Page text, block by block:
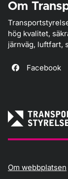
Om
hög kvalitet,
järnväg, luftfart,
Facebook
Om webbplatsen